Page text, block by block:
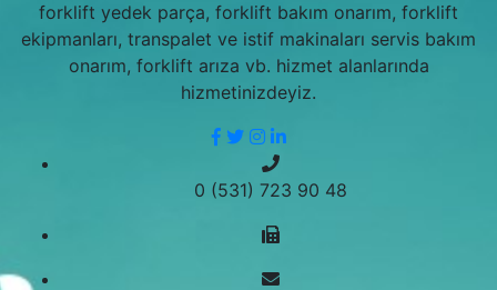
forklift yedek parça, forklift bakım onarım, forklift
ekipmanları, transpalet ve istif makinaları servis bakım
onarım, forklift arıza vb. hizmet alanlarında
hizmetinizdeyiz.
0 (531) 723 90 48